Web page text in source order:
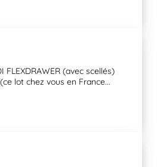
FLEXDRAWER (avec scellés)
(ce lot chez vous en France...